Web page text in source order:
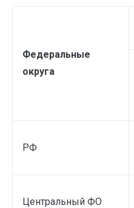
Федеральные
округа
РФ
Центральный ФО